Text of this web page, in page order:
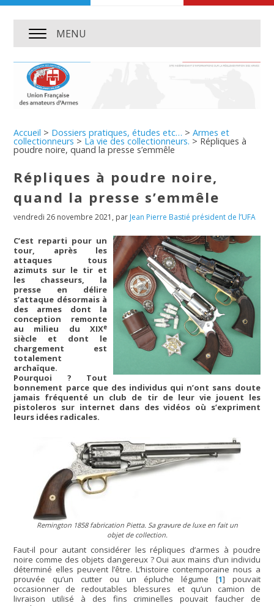
MENU
Accueil > Dossiers pratiques, études etc… >Armes et
collectionneurs > La vie des collectionneurs. > Répliques à
poudre noire, quand la presse s’emmêle
Répliques à poudre noire,
quand la presse s’emmêle
vendredi 26 novembre 2021, par Jean Pierre Bastié président de l’UFA
C’est reparti pour un
tour, après les
attaques tous
azimuts sur le tir et
les chasseurs, la
presse en délire
s’attaque désormais à
des armes dont la
conception remonte
au milieu du XIXe
siècle et dont le
chargement est
totalement
archaïque.
Pourquoi ? Tout
bonnement parce que des individus qui n’ont sans doute
jamais fréquenté un club de tir de leur vie jouent les
pistoleros sur internet dans des vidéos où s’expriment
leurs idées radicales.
Remington 1858 fabrication Pietta. Sa gravure de luxe en fait un
objet de collection.
Faut-il pour autant considérer les répliques d’armes à poudre
noire comme des objets dangereux ? Oui aux mains d’un individu
déterminé elles peuvent l’être. L’histoire contemporaine nous a
prouvée qu’un cutter ou un épluche légume [1] pouvait
occasionner de redoutables blessures et qu’un camion de
livraison utilisé à des fins criminelles pouvait faucher de